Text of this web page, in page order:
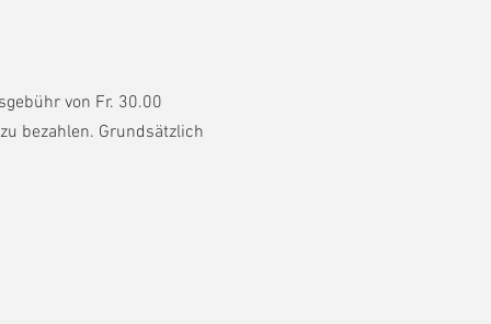
von Fr. 30.00
bezahlen. Grundsätzlich